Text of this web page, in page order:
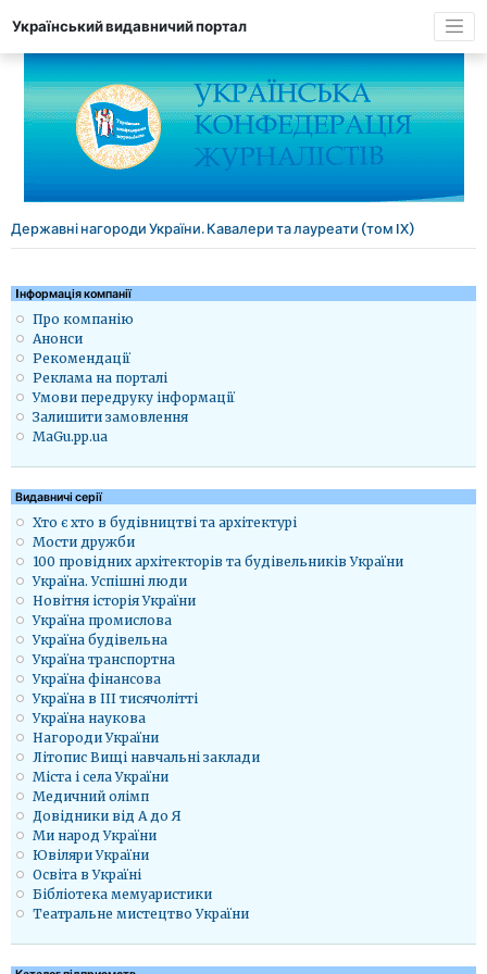
Український видавничий портал
Державні нагороди України. Кавалери та лауреати (том IX)
Iнформація компанії
Про компанію
Анонси
Рекомендації
Реклама на порталі
Умови передруку інформації
Залишити замовлення
MaGu.pp.ua
Видавничі серії
Хто є хто в будівництві та архітектурі
Мости дружби
100 провідних архітекторів та будівельників України
Україна. Успішні люди
Новітня історія України
Україна промислова
Україна будівельна
Україна транспортна
Україна фінансова
Україна в ІІІ тисячолітті
Україна наукова
Нагороди України
Літопис Вищі навчальні заклади
Міста і села України
Медичний олімп
Довідники від А до Я
Ми народ України
Ювіляри України
Освіта в Україні
Бібліотека мемуаристики
Театральне мистецтво України